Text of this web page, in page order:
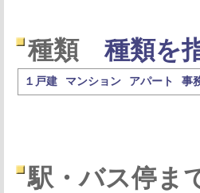
種類 種類を
１戸建 マンション アパート 事
駅・バス停ま